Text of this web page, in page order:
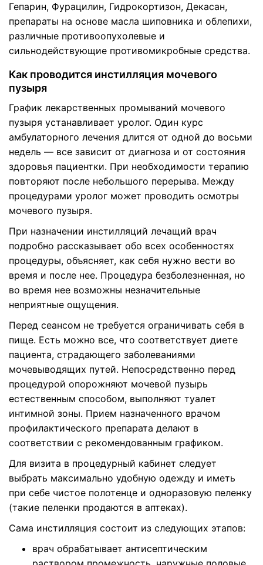
Гепарин, Фурацилин, Гидрокортизон, Декасан,
препараты на основе масла шиповника и облепихи,
различные противоопухолевые и
сильнодействующие противомикробные средства.
Как проводится инстилляция мочевого
пузыря
График лекарственных промываний мочевого
пузыря устанавливает уролог. Один курс
амбулаторного лечения длится от одной до восьми
недель — все зависит от диагноза и от состояния
здоровья пациентки. При необходимости терапию
повторяют после небольшого перерыва. Между
процедурами уролог может проводить осмотры
мочевого пузыря.
При назначении инстилляций лечащий врач
подробно рассказывает обо всех особенностях
процедуры, объясняет, как себя нужно вести во
время и после нее. Процедура безболезненная, но
во время нее возможны незначительные
неприятные ощущения.
Перед сеансом не требуется ограничивать себя в
пище. Есть можно все, что соответствует диете
пациента, страдающего заболеваниями
мочевыводящих путей. Непосредственно перед
процедурой опорожняют мочевой пузырь
естественным способом, выполняют туалет
интимной зоны. Прием назначенного врачом
профилактического препарата делают в
соответствии с рекомендованным графиком.
Для визита в процедурный кабинет следует
выбрать максимально удобную одежду и иметь
при себе чистое полотенце и одноразовую пеленку
(такие пеленки продаются в аптеках).
Сама инстилляция состоит из следующих этапов:
врач обрабатывает антисептическим